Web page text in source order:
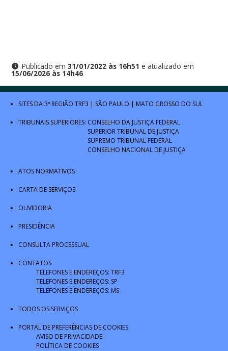
Publicado em 31/01/2022 às 16h51 e atualizado em
15/06/2026 às 14h46
SITES DA 3ª REGIÃO TRF3 | SÃO PAULO | MATO GROSSO DO SUL
TRIBUNAIS SUPERIORES: CONSELHO DA JUSTIÇA FEDERAL
SUPERIOR TRIBUNAL DE JUSTIÇA
SUPREMO TRIBUNAL FEDERAL
CONSELHO NACIONAL DE JUSTIÇA
ATOS NORMATIVOS
CARTA DE SERVIÇOS
OUVIDORIA
PRESIDÊNCIA
CONSULTA PROCESSUAL
CONTATOS
TELEFONES E ENDEREÇOS: TRF3
TELEFONES E ENDEREÇOS: SP
TELEFONES E ENDEREÇOS: MS
TODOS OS SERVIÇOS
PORTAL DE PREFERÊNCIAS DE COOKIES
AVISO DE PRIVACIDADE
POLÍTICA DE COOKIES